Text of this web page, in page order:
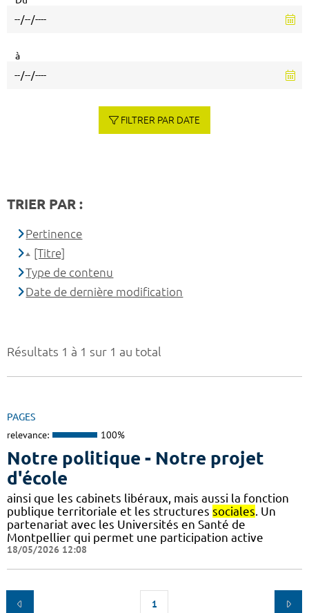
Résultats 1 à 1 sur 1 au total
PAGES
relevance: 100%
Notre politique - Notre projet
d'école
ainsi que les cabinets libéraux, mais aussi la fonction
publique territoriale et les structures sociales . Un
partenariat avec les Universités en Santé de
Montpellier qui permet une participation active
18/05/2026 12:08
1
à
FILTRER PAR DATE
TRIER PAR :
Pertinence
[Titre]
Type de contenu
Date de dernière modification